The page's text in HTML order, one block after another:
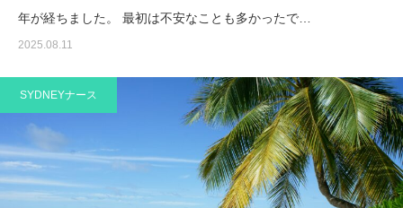
年が経ちました。 最初は不安なことも多かったで…
2025.08.11
SYDNEYナース